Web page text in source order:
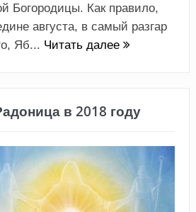
Богородицы. Как правило,
августа, в самый разгар
Яб... Читать далее
в 2018 году